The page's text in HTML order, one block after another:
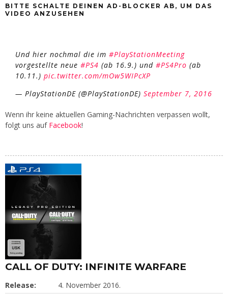
BITTE SCHALTE DEINEN AD-BLOCKER AB, UM DAS
VIDEO ANZUSEHEN
Und hier nochmal die im #PlayStationMeeting
vorgestellte neue #PS4 (ab 16.9.) und #PS4Pro (ab
10.11.) pic.twitter.com/mOw5WIPcXP
— PlayStationDE (@PlayStationDE) September 7, 2016
Wenn ihr keine aktuellen Gaming-Nachrichten verpassen wollt,
folgt uns auf Facebook!
CALL OF DUTY: INFINITE WARFARE
Release:
4. November 2016.